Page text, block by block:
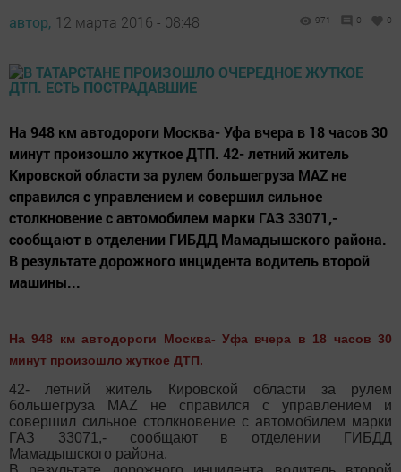
автор, 12 марта 2016 - 08:48 971 0 0
На 948 км автодороги Москва- Уфа вчера в 18 часов 30
минут произошло жуткое ДТП. 42- летний житель
Кировской области за рулем большегруза MAZ не
справился с управлением и совершил сильное
столкновение с автомобилем марки ГАЗ 33071,-
сообщают в отделении ГИБДД Мамадышского района.
В результате дорожного инцидента водитель второй
машины...
На 948 км автодороги Москва- Уфа вчера в 18 часов 30
минут произошло жуткое ДТП.
42- летний житель Кировской области за рулем
большегруза MAZ не справился с управлением и
совершил сильное столкновение с автомобилем марки
ГАЗ 33071,- сообщают в отделении ГИБДД
Мамадышского района.